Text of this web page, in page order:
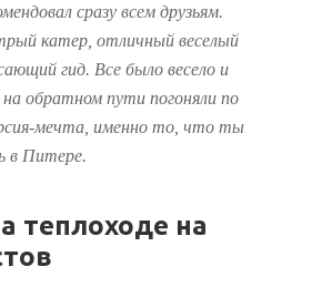
сразу всем друзьям.
катер, отличный веселый
гид. Все было весело и
обратном пути погоняли по
мечта, именно то, что ты
в Питере.
теплоходе на